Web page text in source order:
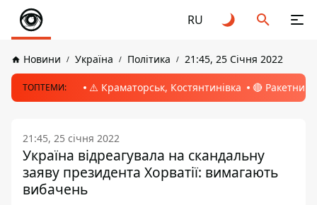
RU
Новини Україна Політика 21:45, 25 Січня 2022
ТОПТЕМИ: ⚠️ Краматорськ, Костянтинівка 🔴 Ракетний
21:45, 25 січня 2022
Україна відреагувала на скандальну
заяву президента Хорватії: вимагають
вибачень